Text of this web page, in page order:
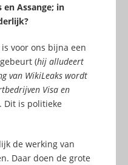
Assange; in
is voor ons bijna een
(hij alludeert
van WikiLeaks wordt
Visa en
Dit is politieke
de werking van
Daar doen de grote